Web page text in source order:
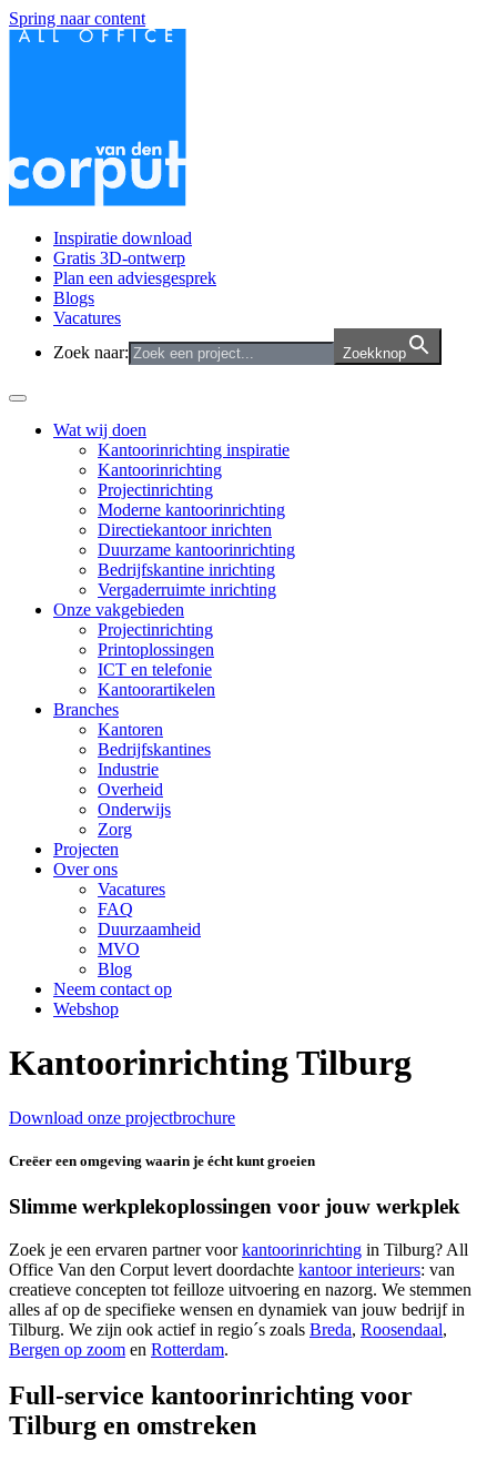
Spring naar content
Inspiratie download
Gratis 3D-ontwerp
Plan een adviesgesprek
Blogs
Vacatures
Zoek naar:
Zoekknop
Wat wij doen
Kantoorinrichting inspiratie
Kantoorinrichting
Projectinrichting
Moderne kantoorinrichting
Directiekantoor inrichten
Duurzame kantoorinrichting
Bedrijfskantine inrichting
Vergaderruimte inrichting
Onze vakgebieden
Projectinrichting
Printoplossingen
ICT en telefonie
Kantoorartikelen
Branches
Kantoren
Bedrijfskantines
Industrie
Overheid
Onderwijs
Zorg
Projecten
Over ons
Vacatures
FAQ
Duurzaamheid
MVO
Blog
Neem contact op
Webshop
Kantoorinrichting Tilburg
Download onze projectbrochure
Creëer een omgeving waarin je écht kunt groeien
Slimme werkplekoplossingen voor jouw werkplek
Zoek je een ervaren partner voorkantoorinrichting in Tilburg? All
Office Van den Corput levert doordachte kantoor interieurs: van
creatieve concepten tot feilloze uitvoering en nazorg. We stemmen
alles af op de specifieke wensen en dynamiek van jouw bedrijf in
Tilburg. We zijn ook actief in regio´s zoals Breda, Roosendaal,
Bergen op zoom en Rotterdam.
Full-service kantoorinrichting voor
Tilburg en omstreken